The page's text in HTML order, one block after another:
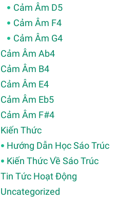
Cảm Âm D5
Cảm Âm F4
Cảm Âm G4
Cảm Âm Ab4
Cảm Âm B4
Cảm Âm E4
Cảm Âm Eb5
Cảm Âm F#4
Kiến Thức
Hướng Dẫn Học Sáo Trúc
Kiến Thức Về Sáo Trúc
Tin Tức Hoạt Động
Uncategorized